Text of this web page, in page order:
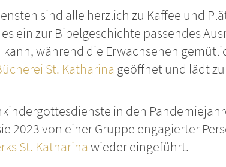
sind alle herzlich zu Kaffee und
ein zur Bibelgeschichte passendes
während die Erwachsenen
St. Katharina geöffnet und lädt
in den
2023 von einer Gruppe engagierter
St. Katharina wieder eingeführt.